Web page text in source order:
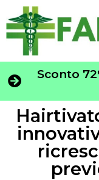
Sconto